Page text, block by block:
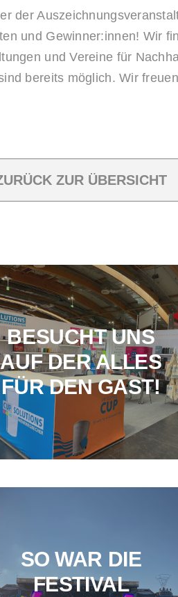
der
und Gewinner:innen! Wir
und Vereine für
bereits möglich. Wir
ZUR ÜBERSICHT
BESUCHT UNS
AUF DER ALLES
FÜR DEN GAST!
SO WAR DIE
FESTIVAL